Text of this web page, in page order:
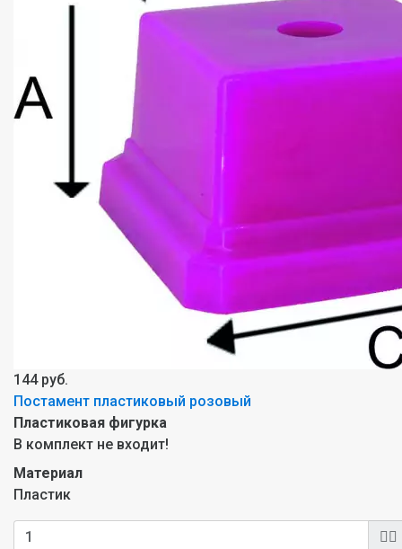
144 руб.
Постамент пластиковый розовый
Пластиковая фигурка
В комплект не входит!
Материал
Пластик